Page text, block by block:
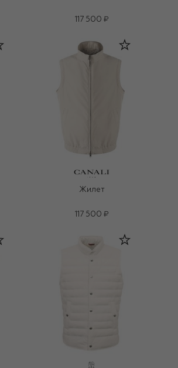
117 500 ₽
Жилет
117 500 ₽